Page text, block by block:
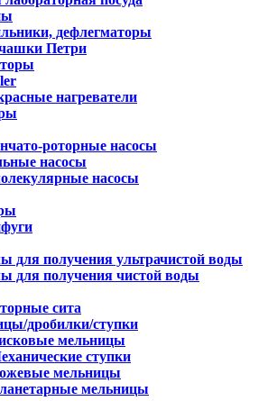
дефлегматоры
Петри
нагреватели
роторные насосы
насосы
насосы
для получения ультрачистой воды
для получения чистой воды
сита
дробилки/ступки
мельницы
ступки
мельницы
мельницы